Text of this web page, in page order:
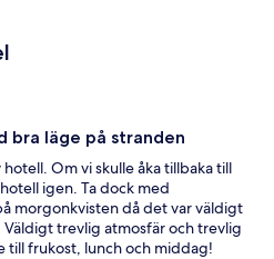
läge på stranden
Om vi skulle åka tillbaka till
igen. Ta dock med
morgonkvisten då det var väldigt
trevlig atmosfär och trevlig
till frukost, lunch och middag!